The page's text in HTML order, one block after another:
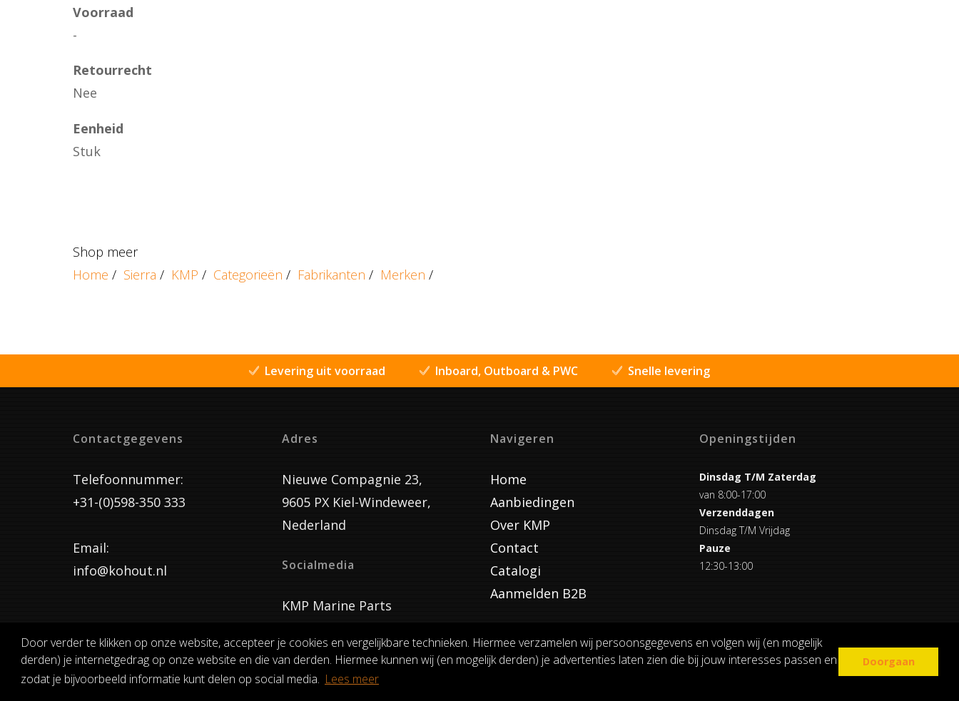
Door verder te klikken op onze website, accepteer je cookies en vergelijkbare technieken. Hiermee verzamelen wij persoonsgegevens en volgen wij (en mogelijk
derden) je internetgedrag op onze website en die van derden. Hiermee kunnen wij (en mogelijk derden) je advertenties laten zien die bij jouw interesses passen en
zodat je bijvoorbeeld informatie kunt delen op social media. Lees meer
Doorgaan
Voorraad
-
Retourrecht
Nee
Eenheid
Stuk
Shop meer
Home / Sierra / KMP / Categorieën / Fabrikanten / Merken /
Levering uit voorraad Inboard, Outboard & PWC Snelle levering
Contactgegevens
Telefoonnummer:
+31-(0)598-350 333
Email:
info@kohout.nl
Adres
Nieuwe Compagnie 23,
9605 PX Kiel-Windeweer,
Nederland
Socialmedia
KMP Marine Parts
Navigeren
Home
Aanbiedingen
Over KMP
Contact
Catalogi
Aanmelden B2B
Openingstijden
Dinsdag T/M Zaterdag
van 8:00-17:00
Verzenddagen
Dinsdag T/M Vrijdag
Pauze
12:30-13:00
ALGEMENE VOORWAARDEN